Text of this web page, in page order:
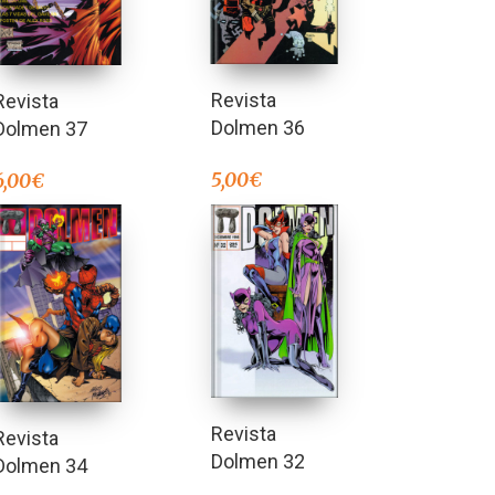
37
€
Revista
Dolmen 36
5,00€
34
Revista
Dolmen 32